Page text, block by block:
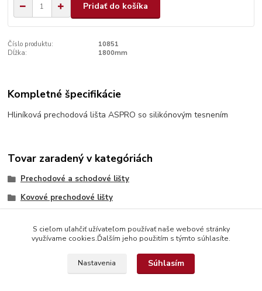
Pridať do košíka
Číslo produktu:
10851
Dĺžka:
1800mm
Kompletné špecifikácie
Hliníková prechodová lišta ASPRO so silikónovým tesnením
Tovar zaradený v kategóriách
Prechodové a schodové lišty
Kovové prechodové lišty
S cieľom uľahčiť užívateľom používať naše webové stránky
využívame cookies.Ďalším jeho použitím s týmto súhlasíte.
Nastavenia Súhlasím